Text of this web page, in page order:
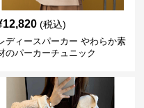
12,820 (税込)
ディースパーカー やわらか素
のパーカーチュニック